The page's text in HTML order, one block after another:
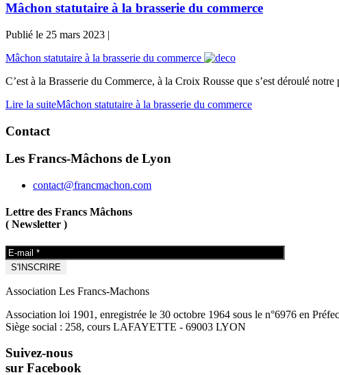
Mâchon statutaire à la brasserie du commerce
Publié le 25 mars 2023 |
Mâchon statutaire à la brasserie du commerce
C’est à la Brasserie du Commerce, à la Croix Rousse que s’est déroulé
Lire la suiteMâchon statutaire à la brasserie du commerce
Contact
Les Francs-Mâchons de Lyon
contact@francmachon.com
Lettre des Francs Mâchons
( Newsletter )
Association Les Francs-Machons
Association loi 1901, enregistrée le 30 octobre 1964 sous le n°6976 en
Siège social : 258, cours LAFAYETTE - 69003 LYON
Suivez-nous
sur Facebook